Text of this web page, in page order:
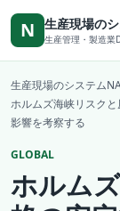
本文へ移動
N 生産現場の
生産管理・製造業
生産現場のシステム
ホルムズ海峡リスク
影響を考察する
GLOBAL
ホルム